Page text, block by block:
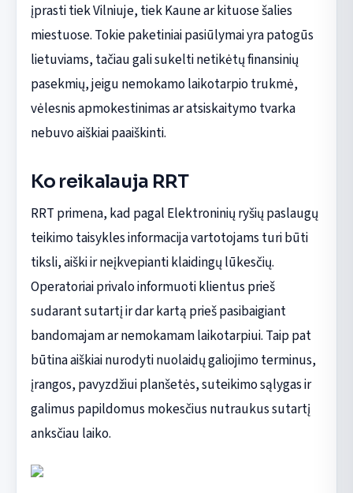
įprasti tiek Vilniuje, tiek Kaune ar kituose šalies
miestuose. Tokie paketiniai pasiūlymai yra patogūs
lietuviams, tačiau gali sukelti netikėtų finansinių
pasekmių, jeigu nemokamo laikotarpio trukmė,
vėlesnis apmokestinimas ar atsiskaitymo tvarka
nebuvo aiškiai paaiškinti.
Ko reikalauja RRT
RRT primena, kad pagal Elektroninių ryšių paslaugų
teikimo taisykles informacija vartotojams turi būti
tiksli, aiški ir neįkvepianti klaidingų lūkesčių.
Operatoriai privalo informuoti klientus prieš
sudarant sutartį ir dar kartą prieš pasibaigiant
bandomajam ar nemokamam laikotarpiui. Taip pat
būtina aiškiai nurodyti nuolaidų galiojimo terminus,
įrangos, pavyzdžiui planšetės, suteikimo sąlygas ir
galimus papildomus mokesčius nutraukus sutartį
anksčiau laiko.